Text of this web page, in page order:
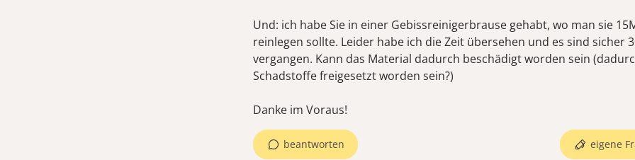
Und: ich habe Sie in einer Gebissreinigerbrause gehabt, wo man sie
reinlegen sollte. Leider habe ich die Zeit übersehen und es sind sicher
vergangen. Kann das Material dadurch beschädigt worden sein
Schadstoffe freigesetzt worden sein?)
Danke im Voraus!
beantworten eigene